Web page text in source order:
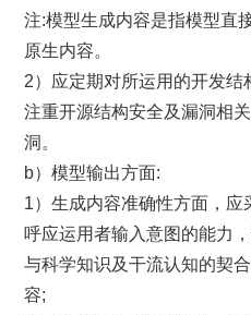
注:模型生成内容是指模型直
原生内容。
2）应定期对所运用的开发结
注重开源结构安全及漏洞相
洞。
b）模型输出方面:
1）生成内容准确性方面，
呼应运用者输入意图的能力
与科学知识及干流认知的契
容;